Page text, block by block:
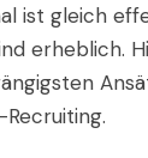
ist gleich
erheblich.